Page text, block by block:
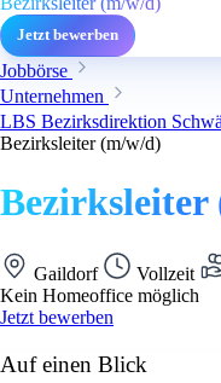
Jetzt bewerben
Jobbörse
Unternehmen
LBS Bezirksdirektion
Bezirksleiter (m/w/d)
Bezirksleiter
Gaildorf Vollzeit
Kein Homeoffice möglich
Jetzt bewerben
Auf einen Blick